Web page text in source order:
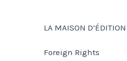
LA MAISON D’ÉDITION
Foreign Rights